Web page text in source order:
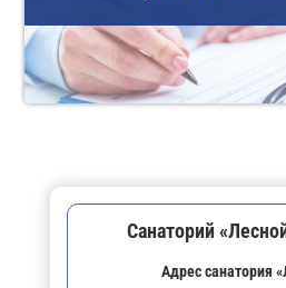
Санаторий
Адрес санатория